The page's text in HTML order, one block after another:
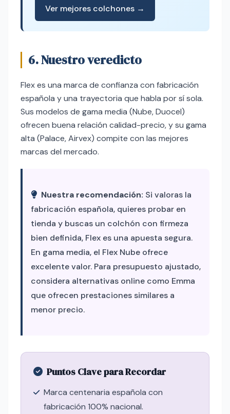
Ver mejores colchones →
6. Nuestro veredicto
Flex es una marca de confianza con fabricación
española y una trayectoria que habla por sí sola.
Sus modelos de gama media (Nube, Duocel)
ofrecen buena relación calidad-precio, y su gama
alta (Palace, Airvex) compite con las mejores
marcas del mercado.
Nuestra recomendación: Si valoras la
fabricación española, quieres probar en
tienda y buscas un colchón con firmeza
bien definida, Flex es una apuesta segura.
En gama media, el Flex Nube ofrece
excelente valor. Para presupuesto ajustado,
considera alternativas online como Emma
que ofrecen prestaciones similares a
menor precio.
Puntos Clave para Recordar
Marca centenaria española con
fabricación 100% nacional.